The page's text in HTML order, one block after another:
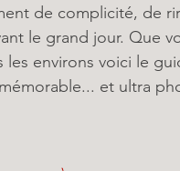
de complicité, de
le grand jour. Que
les environs voici le
et ultra